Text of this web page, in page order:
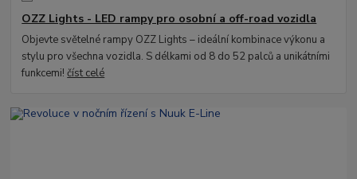
OZZ Lights - LED rampy pro osobní a off-road vozidla
Objevte světelné rampy OZZ Lights – ideální kombinace výkonu a
stylu pro všechna vozidla. S délkami od 8 do 52 palců a unikátními
funkcemi!číst celé